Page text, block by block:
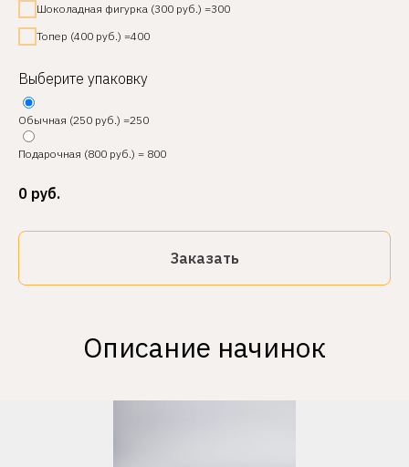
Шоколадная фигурка (300 руб.) =300
Топер (400 руб.) =400
Выберите упаковку
Обычная (250 руб.) =250
Подарочная (800 руб.) = 800
0 руб.
Заказать
Описание начинок